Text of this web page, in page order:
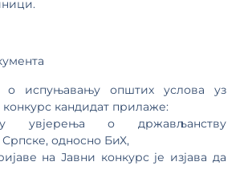
о испуњавању општих услова уз
конкурс кандидат прилаже:
увјерења о држављанству
односно БиХ,
на Јавни конкурс је изјава да